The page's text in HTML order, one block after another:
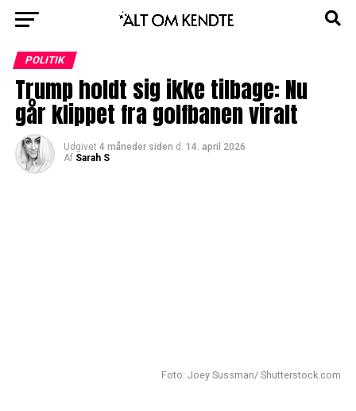
POLITIK
Trump holdt sig ikke tilbage: Nu
går klippet fra golfbanen viralt
Udgivet 4 måneder siden d. 14. april 2026
Af Sarah S
Foto: Joey Sussman/ Shutterstock.com